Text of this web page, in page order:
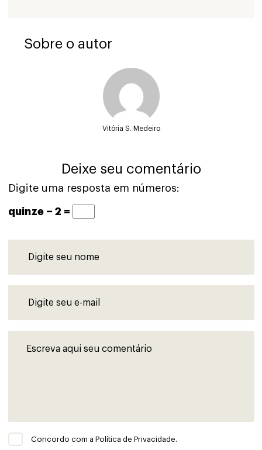
Sobre o autor
Vitória S. Medeiro
Deixe seu comentário
Concordo com a Política de Privacidade.
Digite uma resposta em números:
quinze − 2 =